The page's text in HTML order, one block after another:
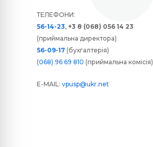
ТЕЛЕФОНИ:
56-14-23, +3 8 (068) 056 14 23
(приймальна директора)
56-09-17 (бухгалтерія)
(068) 96 69 810 (приймальна комісія)
E-MAIL: vpusp@ukr.net